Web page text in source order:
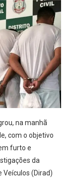
na manhã
com o objetivo
furto e
da
Veículos (Dirad)